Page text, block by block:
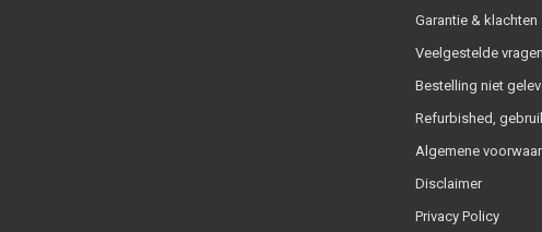
Garantie & klachten
Veelgestelde vragen
Bestelling niet
Refurbished,
Algemene
Disclaimer
Privacy Policy